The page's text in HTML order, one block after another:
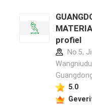
profiel
No.5,
5.0